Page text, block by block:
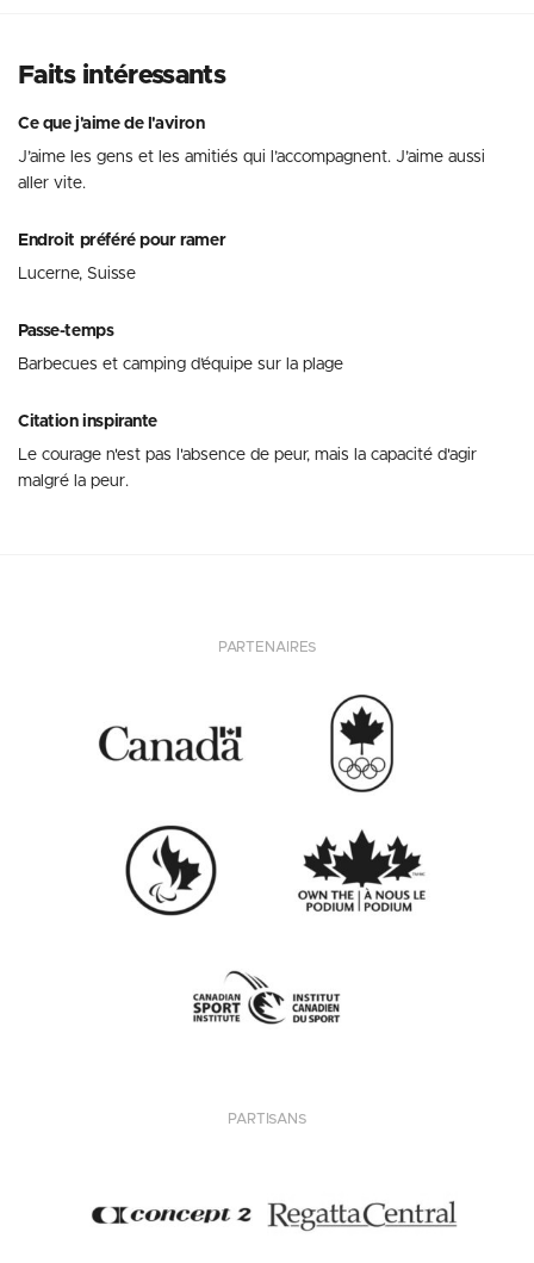
Faits intéressants
Ce que j'aime de l'aviron
J’aime les gens et les amitiés qui l’accompagnent. J’aime aussi
aller vite.
Endroit préféré pour ramer
Lucerne, Suisse
Passe-temps
Barbecues et camping d’équipe sur la plage
Citation inspirante
Le courage n'est pas l'absence de peur, mais la capacité d'agir
malgré la peur.
PARTENAIRES
PARTISANS